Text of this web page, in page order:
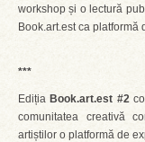
workshop și o lectură
Book.art.est ca
***
Ediția Book.art.est #2
comunitatea creativă
artiștilor o platformă de